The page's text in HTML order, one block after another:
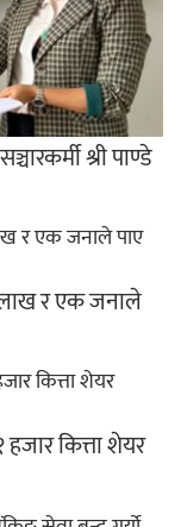
श्री पाण्डे
र एक जनाले
कित्ता शेयर